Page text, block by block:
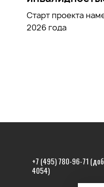
Старт проекта
2026 года
+7 (495) 780-96-71
4054)